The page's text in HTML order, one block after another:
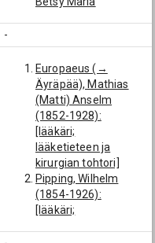
-
Europaeus (→
Äyräpää), Mathias
(Matti) Anselm
(1852-1928):
[lääkäri;
lääketieteen ja
kirurgian tohtori]
Pipping, Wilhelm
(1854-1926):
[lääkäri;